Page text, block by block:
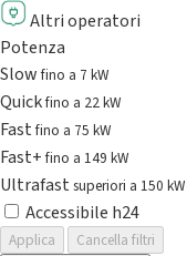
Altri operatori
Potenza
Slowfino a 7 kW
Quickfino a 22 kW
Fastfino a 75 kW
Fast+fino a 149 kW
Ultrafast superiori a 150 kW
Accessibile h24
Applica
Cancella filtri